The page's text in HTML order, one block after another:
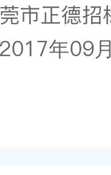
市正德招
年09